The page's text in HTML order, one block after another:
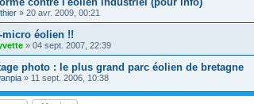
» 20 avr. 2009, 00:21
micro éolien !!
» 04 sept. 2007, 22:39
photo : le plus grand parc éolien de bretagne
» 11 sept. 2006, 10:38